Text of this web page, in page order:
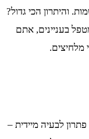
והיתרון הכי גדול?
בעניינים, אתם
מלחיצים.
לבעיה מיידית –